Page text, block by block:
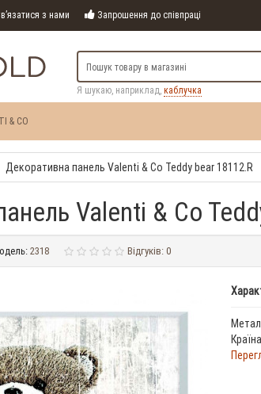
з нами Запрошення до співпраці
Я шукаю, наприклад, каблучка
& CO
Декоративна панель Valenti & Co Teddy bear 18112.R
Valenti & Co
2318 Відгуків: 0